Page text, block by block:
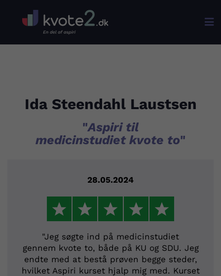

Ida Steendahl Laustsen
"Aspiri til
medicinstudiet kvote to"
28.05.2024
"Jeg søgte ind på medicinstudiet
gennem kvote to, både på KU og SDU. Jeg
endte med at bestå prøven begge steder,
hvilket Aspiri kurset hjalp mig med. Kurset